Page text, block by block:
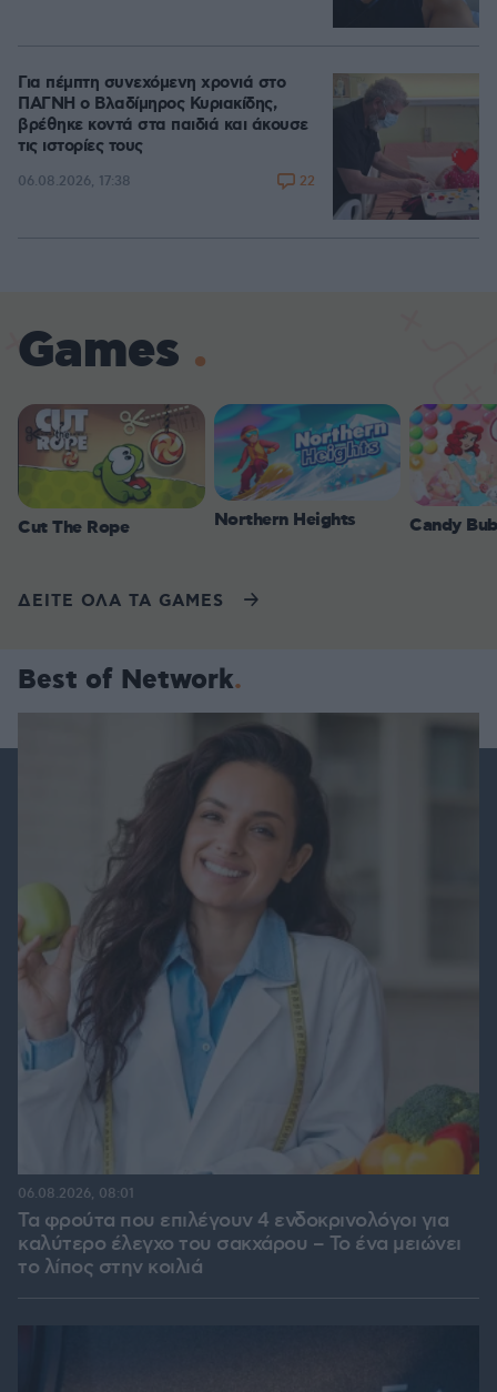
Για πέμπτη συνεχόμενη χρονιά στο
ΠΑΓΝΗ ο Βλαδίμηρος Κυριακίδης,
βρέθηκε κοντά στα παιδιά και άκουσε
τις ιστορίες τους
06.08.2026, 17:38 22
Games
Cut The Rope Northern Heights Candy
ΔΕΙΤΕ ΟΛΑ ΤΑ GAMES
Best of Network
Τα φρούτα που επιλέγουν 4 ενδοκρινολόγοι για
καλύτερο έλεγχο του σακχάρου – Το ένα μειώνει
το λίπος στην κοιλιά
06.08.2026, 08:01